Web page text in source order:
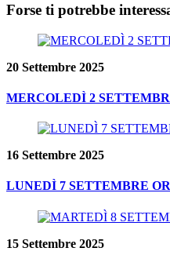
Forse ti potrebbe
20 Settembre 2025
MERCOLEDÌ 2
16 Settembre 2025
LUNEDÌ 7 SETTEMBRE
15 Settembre 2025